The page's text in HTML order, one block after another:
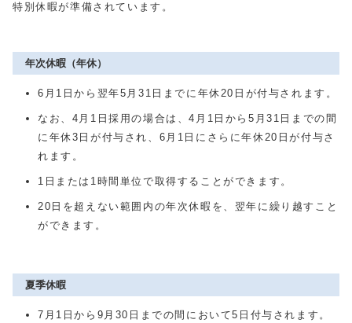
特別休暇が準備されています。
年次休暇（年休）
6月1日から翌年5月31日までに年休20日が付与されます。
なお、4月1日採用の場合は、4月1日から5月31日までの間
に年休3日が付与され、6月1日にさらに年休20日が付与さ
れます。
1日または1時間単位で取得することができます。
20日を超えない範囲内の年次休暇を、翌年に繰り越すこと
ができます。
夏季休暇
7月1日から9月30日までの間において5日付与されます。